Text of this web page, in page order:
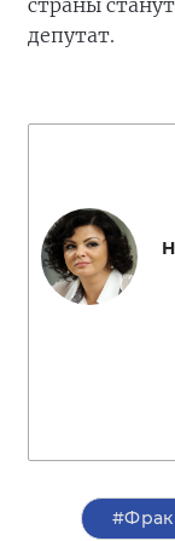
страны
депутат.